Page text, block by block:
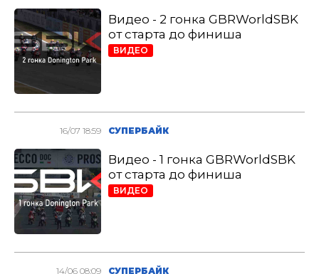
Видео - 2 гонка GBRWorldSBK
от старта до финиша
ВИДЕО
16/07 18:59 СУПЕРБАЙК
Видео - 1 гонка GBRWorldSBK
от старта до финиша
ВИДЕО
14/06 08:09 СУПЕРБАЙК